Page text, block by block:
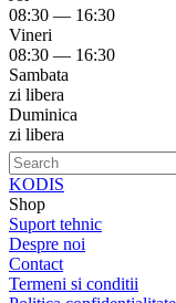
08:30 — 16:30
Vineri
08:30 — 16:30
Sambata
zi libera
Duminica
zi libera
KODIS
Shop
Suport tehnic
Despre noi
Contact
Termeni si conditii